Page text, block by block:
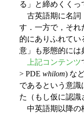
る」と締めくくっ
古英語期に名詞
す．一方で，それ
的にありふれて
意」も形態的には
上記コンテンツ
> PDE whilom) な
であるという意
た（もし仮に認識
中英語期以降の